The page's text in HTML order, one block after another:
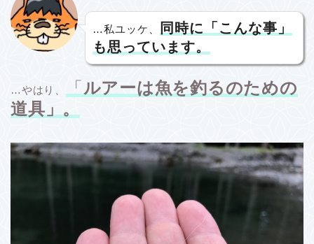
…私ユッケ、
同時に「こんな事」
も思っています。
…やはり、 「 ルアーは魚を釣るのための
道具」。